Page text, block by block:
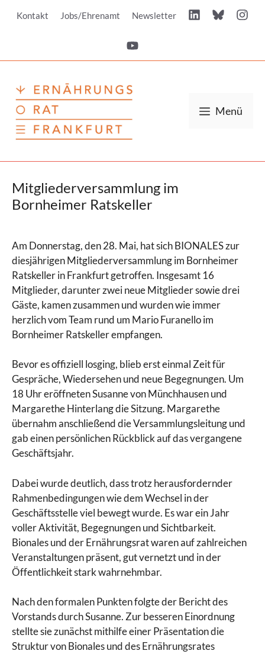
InhaltKontakt Jobs/Ehrenamt Newsletter
Menü
Mitgliederversammlung im
Bornheimer Ratskeller
Am Donnerstag, den 28. Mai, hat sich BIONALES zur
diesjährigen Mitgliederversammlung im Bornheimer
Ratskeller in Frankfurt getroffen. Insgesamt 16
Mitglieder, darunter zwei neue Mitglieder sowie drei
Gäste, kamen zusammen und wurden wie immer
herzlich vom Team rund um Mario Furanello im
Bornheimer Ratskeller empfangen.
Bevor es offiziell losging, blieb erst einmal Zeit für
Gespräche, Wiedersehen und neue Begegnungen. Um
18 Uhr eröffneten Susanne von Münchhausen und
Margarethe Hinterlang die Sitzung. Margarethe
übernahm anschließend die Versammlungsleitung und
gab einen persönlichen Rückblick auf das vergangene
Geschäftsjahr.
Dabei wurde deutlich, dass trotz herausfordernder
Rahmenbedingungen wie dem Wechsel in der
Geschäftsstelle viel bewegt wurde. Es war ein Jahr
voller Aktivität, Begegnungen und Sichtbarkeit.
Bionales und der Ernährungsrat waren auf zahlreichen
Veranstaltungen präsent, gut vernetzt und in der
Öffentlichkeit stark wahrnehmbar.
Nach den formalen Punkten folgte der Bericht des
Vorstands durch Susanne. Zur besseren Einordnung
stellte sie zunächst mithilfe einer Präsentation die
Struktur von Bionales und des Ernährungsrates